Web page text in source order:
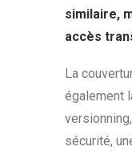
similaire,
accès
La
également
sécurité,